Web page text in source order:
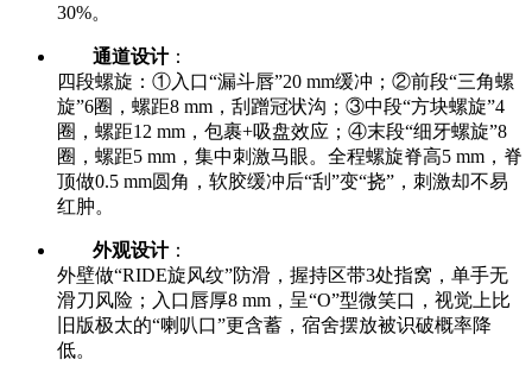
30%。
通道设计：
四段螺旋：①入口“漏斗唇”20 mm缓冲；②前段“三角螺
旋”6圈，螺距8 mm，刮蹭冠状沟；③中段“方块螺旋”4
圈，螺距12 mm，包裹+吸盘效应；④末段“细牙螺旋”8
圈，螺距5 mm，集中刺激马眼。全程螺旋脊高5 mm，脊
顶做0.5 mm圆角，软胶缓冲后“刮”变“挠”，刺激却不易
红肿。
外观设计：
外壁做“RIDE旋风纹”防滑，握持区带3处指窝，单手无
滑刀风险；入口唇厚8 mm，呈“O”型微笑口，视觉上比
旧版极太的“喇叭口”更含蓄，宿舍摆放被识破概率降
低。